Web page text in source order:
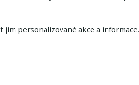
personalizované akce a informace.